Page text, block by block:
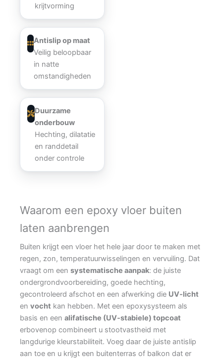
krijtvorming
Antislip op maat
Veilig beloopbaar
in natte
omstandigheden
Duurzame
onderbouw
Hechting, dilatatie
en randdetail
onder controle
Waarom een epoxy vloer buiten
laten aanbrengen
Buiten krijgt een vloer het hele jaar door te maken met
regen, zon, temperatuurwisselingen en vervuiling. Dat
vraagt om een systematische aanpak: de juiste
ondergrondvoorbereiding, goede hechting,
gecontroleerd afschot en een afwerking die UV‑licht
en vocht kan hebben. Met een epoxysysteem als
basis en een alifatische (UV‑stabiele) topcoat
erbovenop combineert u stootvastheid met
langdurige kleurstabiliteit. Voeg daar de juiste antislip
aan toe en u krijgt een buitenterras of balkon dat er